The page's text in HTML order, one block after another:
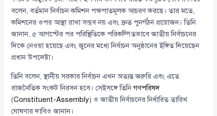
বলেন, বর্তমান নির্বাচন কমিশন পক্ষপাতমূলক আচরণ করছে। তার মতে,
কমিশনের ওপর আস্থা রাখা সম্ভব নয় এবং দ্রুত পুনর্গঠন প্রয়োজন। তিনি
জানান, ৫ আগস্টের পর পরিস্থিতিকে পরিকল্পিতভাবে জাতীয় নির্বাচনের
দিকে নেওয়া হয়েছে এবং জুনের মধ্যে নির্বাচন অনুষ্ঠানের ইঙ্গিত দিয়েছেন
প্রধান উপদেষ্টা।
তিনি বলেন, স্থানীয় সরকার নির্বাচন এখন অত্যন্ত জরুরি এবং এতে
রাজনৈতিক সংকট নিরসন হবে। সেইসঙ্গে তিনিগণপরিষদ
(Constituent-Assembly) ও জাতীয় নির্বাচনের নির্ধারিত তারিখ
ঘোষণার দাবিও জানান।